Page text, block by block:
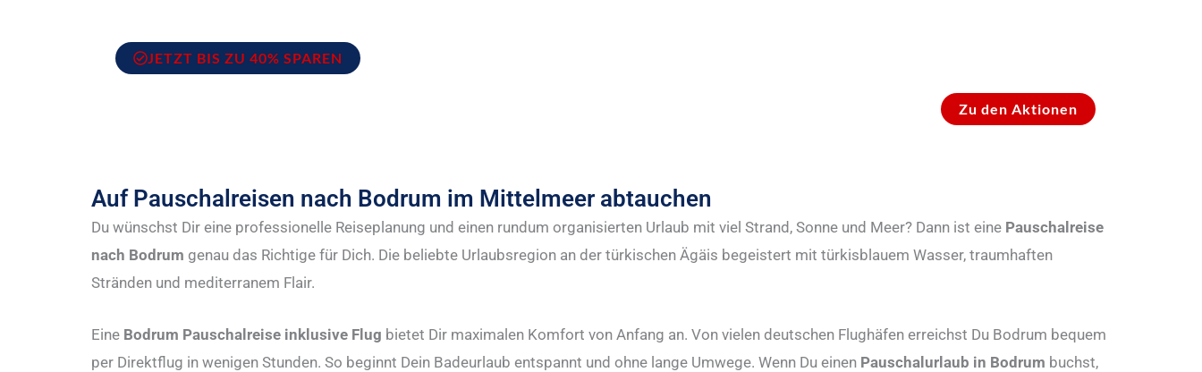
JETZT BIS ZU 40% SPAREN
Zu den Aktionen
Auf Pauschalreisen nach Bodrum im Mittelmeer abtauchen
Du wünschst Dir eine professionelle Reiseplanung und einen rundum organisierten Urlaub mit viel Strand, Sonne und Meer? Dann ist eine Pauschalreise
nach Bodrum genau das Richtige für Dich. Die beliebte Urlaubsregion an der türkischen Ägäis begeistert mit türkisblauem Wasser, traumhaften
Stränden und mediterranem Flair.
Eine Bodrum Pauschalreise inklusive Flug bietet Dir maximalen Komfort von Anfang an. Von vielen deutschen Flughäfen erreichst Du Bodrum bequem
per Direktflug in wenigen Stunden. So beginnt Dein Badeurlaub entspannt und ohne lange Umwege. Wenn Du einen Pauschalurlaub in Bodrum buchst,